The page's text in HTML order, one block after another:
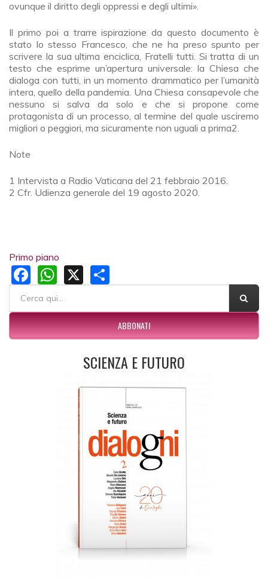
ovunque il diritto degli oppressi e degli ultimi».
Il primo poi a trarre ispirazione da questo documento è
stato lo stesso Francesco, che ne ha preso spunto per
scrivere la sua ultima enciclica, Fratelli tutti. Si tratta di un
testo che esprime un’apertura universale: la Chiesa che
dialoga con tutti, in un momento drammatico per l’umanità
intera, quello della pandemia. Una Chiesa consapevole che
nessuno si salva da solo e che si propone come
protagonista di un processo, al termine del quale usciremo
migliori o peggiori, ma sicuramente non uguali a prima2.
Note
1 Intervista a Radio Vaticana del 21 febbraio 2016.
2 Cfr. Udienza generale del 19 agosto 2020.
Primo piano
Facebook
WhatsApp
X
FORM DI RICERCA
ABBONATI
SCIENZA E FUTURO